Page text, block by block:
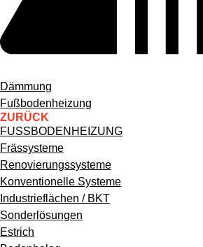
Hauptnavigation
Dämmung
Fußbodenheizung
ZURÜCK
FUSSBODENHEIZUNG
Frässysteme
Renovierungssysteme
Konventionelle Systeme
Industrieflächen / BKT
Sonderlösungen
Estrich